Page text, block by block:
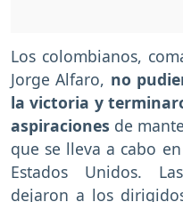
Los colombianos,
Jorge Alfaro, no
la victoria y
aspiraciones de
que se lleva a cabo
Estados Unidos.
dejaron a los